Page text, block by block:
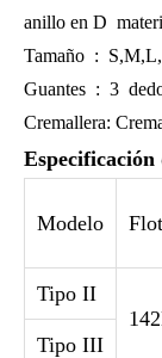
anillo en D
Tamaño :
Guantes : 3
Cremallera:
Modelo
Tipo II
Tipo III